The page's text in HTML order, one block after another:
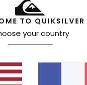
moyenne
5.0
TO QUIKSILVER
your country